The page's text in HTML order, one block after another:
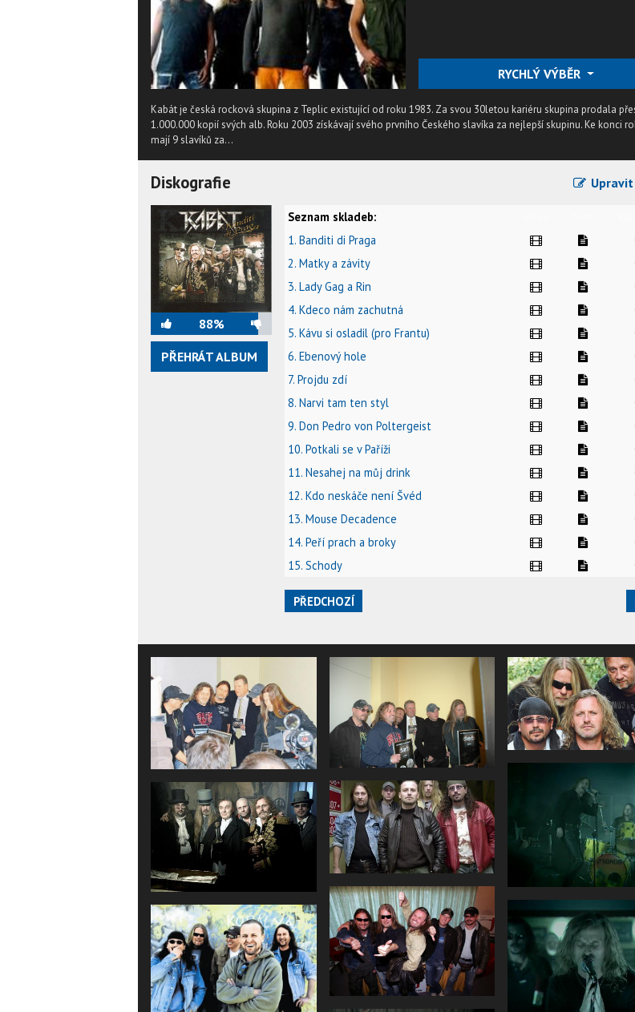
RYCHLÝ VÝBĚR
Kabát je česká rocková skupina z Teplic existující od roku 1983. Za svou 30letou kariéru skupina prodala
1.000.000 kopií svých alb. Roku 2003 získávají svého prvního Českého slavíka za nejlepší skupinu. Ke konci
mají 9 slavíků za...
Diskografie
88%
PŘEHRÁT ALBUM
Seznam skladeb:
1. Banditi di Praga
2. Matky a závity
3. Lady Gag a Rin
4. Kdeco nám zachutná
5. Kávu si osladil (pro Frantu)
6. Ebenový hole
7. Projdu zdí
8. Narvi tam ten styl
9. Don Pedro von Poltergeist
10. Potkali se v Paříži
11. Nesahej na můj drink
12. Kdo neskáče není Švéd
13. Mouse Decadence
14. Peří prach a broky
15. Schody
PŘEDCHOZÍ